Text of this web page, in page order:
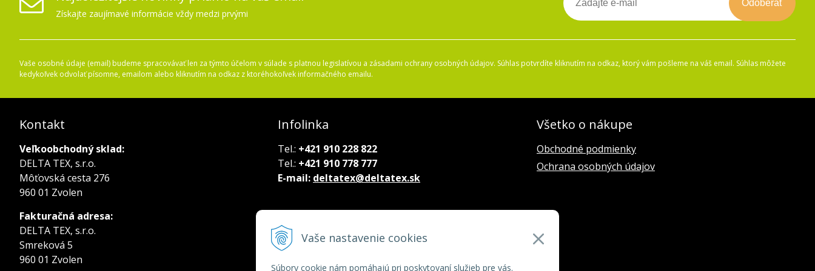
Vaše nastavenie cookies
Súbory cookie nám pomáhajú pri poskytovaní služieb pre vás.
Získajte zaujímavé informácie vždy medzi prvými
Odoberať
Vaše osobné údaje (email) budeme spracovávať len za týmto účelom v súlade s platnou legislatívou a zásadami ochrany osobných údajov. Súhlas potvrdíte kliknutím na odkaz, ktorý vám pošleme na váš email. Súhlas môžete
kedykoľvek odvolať písomne, emailom alebo kliknutím na odkaz z ktoréhokoľvek informačného emailu.
Kontakt
Veľkoobchodný sklad:
DELTA TEX, s.r.o.
Môťovská cesta 276
960 01 Zvolen
Fakturačná adresa:
DELTA TEX, s.r.o.
Smreková 5
960 01 Zvolen
Infolinka
Tel.: +421 910 228 822
Tel.: +421 910 778 777
E-mail: deltatex@deltatex.sk
Všetko o nákupe
Obchodné podmienky
Ochrana osobných údajov